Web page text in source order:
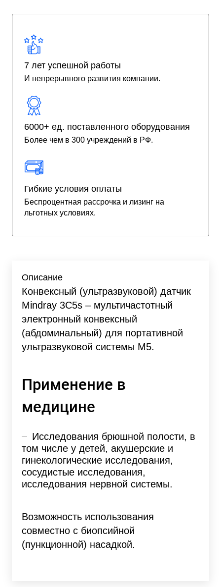
7 лет успешной работы
И непрерывного развития компании.
6000+ ед. поставленного оборудования
Более чем в 300 учреждений в РФ.
Гибкие условия оплаты
Беспроцентная рассрочка и лизинг на
льготных условиях.
Описание
Конвексный (ультразвуковой) датчик
Mindray 3С5s – мультичастотный
электронный конвексный
(абдоминальный) для портативной
ультразвуковой системы M5.
Применение в
медицине
Исследования брюшной полости, в
том числе у детей, акушерские и
гинекологические исследования,
сосудистые исследования,
исследования нервной системы.
Возможность использования
совместно с биопсийной
(пункционной) насадкой.